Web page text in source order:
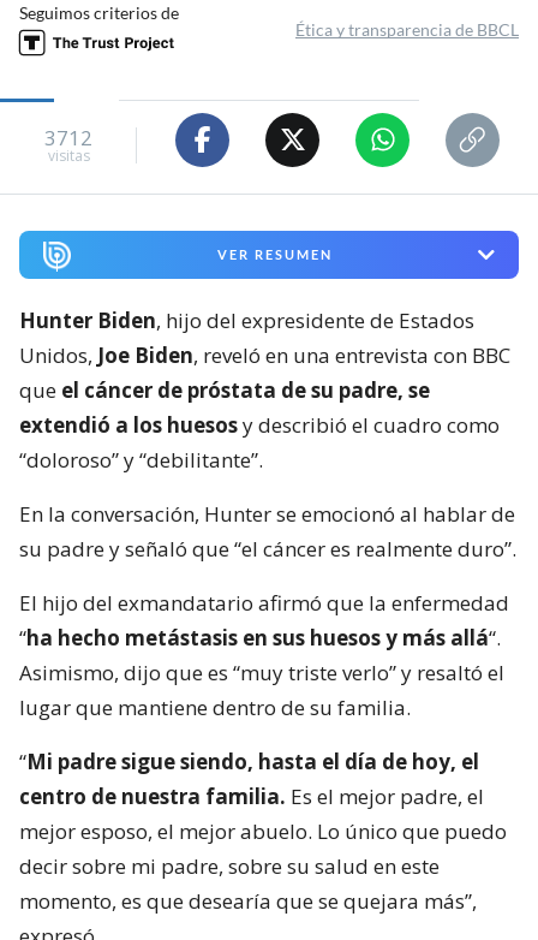
Seguimos criterios de
Ética y transparencia de BBCL
3712
visitas
VER RESUMEN
Hunter Biden, hijo del expresidente de Estados
Unidos, Joe Biden, reveló en una entrevista con BBC
que el cáncer de próstata de su padre, se
extendió a los huesosy describió el cuadro como
“doloroso” y “debilitante”.
En la conversación, Hunter se emocionó al hablar de
su padre y señaló que “el cáncer es realmente duro”.
El hijo del exmandatario afirmó que la enfermedad
“ha hecho metástasis en sus huesos y más allá“.
Asimismo, dijo que es “muy triste verlo” y resaltó el
lugar que mantiene dentro de su familia.
“Mi padre sigue siendo, hasta el día de hoy, el
centro de nuestra familia. Es el mejor padre, el
mejor esposo, el mejor abuelo. Lo único que puedo
decir sobre mi padre, sobre su salud en este
momento, es que desearía que se quejara más”,